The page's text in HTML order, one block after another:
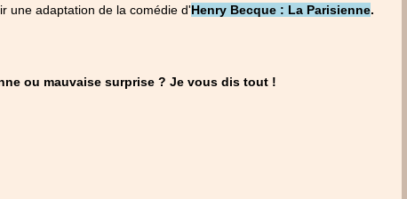
une adaptation de la comédie d'Henry Becque : La Parisienne.
ou mauvaise surprise ? Je vous dis tout !